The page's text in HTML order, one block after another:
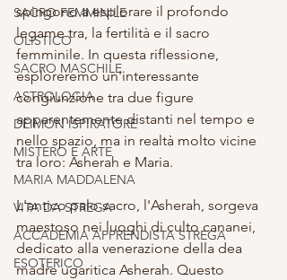
SACRO FEMMINILE
OLISTICO
SACRO MASCHILE
ASTROLOGIA
DEIMON ISPIRATORE
MISTERO E ARTE
MARIA MADDALENA
VITA DA STREGA
ACCADEMIA APPRENDISTA STREGA
ESOTERICO
spingono a esplorare il profondo
legame tra, la fertilità e il sacro
femminile. In questa riflessione,
esploreremo un'interessante
congiunzione tra due figure
apparentemente distanti nel tempo e
nello spazio, ma in realtà molto vicine
tra loro: Asherah e Maria.
L'antico palo sacro, l'Asherah, sorgeva
maestoso nei luoghi di culto cananei,
dedicato alla venerazione della dea
madre ugaritica Asherah. Questo